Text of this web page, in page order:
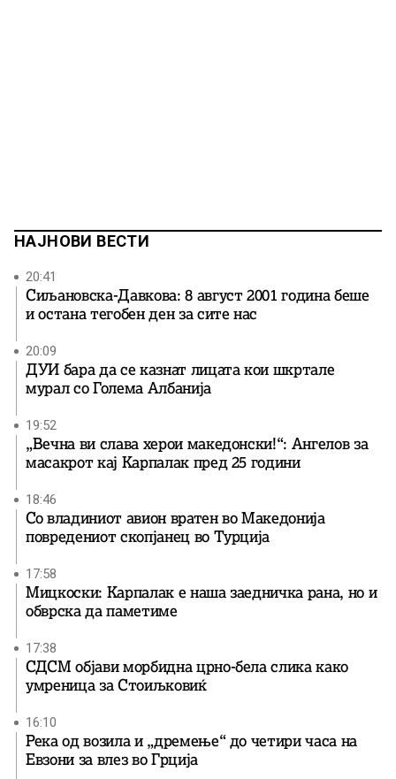
НАЈНОВИ ВЕСТИ
20:41
Сиљановска-Давкова: 8 август 2001 година беше
и остана тегобен ден за сите нас
20:09
ДУИ бара да се казнат лицата кои шкртале
мурал со Голема Албанија
19:52
„Вечна ви слава херои македонски!“: Ангелов за
масакрот кај Карпалак пред 25 години
18:46
Со владиниот авион вратен во Македонија
повредениот скопјанец во Турција
17:58
Мицкоски: Карпалак е наша заедничка рана, но и
обврска да паметиме
17:38
СДСМ објави морбидна црно-бела слика како
умреница за Стоиљковиќ
16:10
Река од возила и „дремење“ до четири часа на
Евзони за влез во Грција